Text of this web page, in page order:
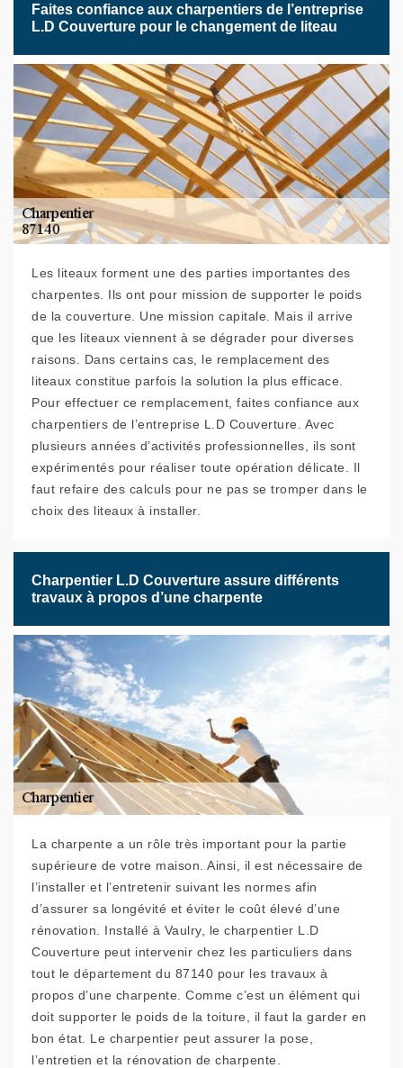
Faites confiance aux charpentiers de l’entreprise
L.D Couverture pour le changement de liteau
Les liteaux forment une des parties importantes des
charpentes. Ils ont pour mission de supporter le poids
de la couverture. Une mission capitale. Mais il arrive
que les liteaux viennent à se dégrader pour diverses
raisons. Dans certains cas, le remplacement des
liteaux constitue parfois la solution la plus efficace.
Pour effectuer ce remplacement, faites confiance aux
charpentiers de l’entreprise L.D Couverture. Avec
plusieurs années d’activités professionnelles, ils sont
expérimentés pour réaliser toute opération délicate. Il
faut refaire des calculs pour ne pas se tromper dans le
choix des liteaux à installer.
Charpentier L.D Couverture assure différents
travaux à propos d’une charpente
La charpente a un rôle très important pour la partie
supérieure de votre maison. Ainsi, il est nécessaire de
l’installer et l’entretenir suivant les normes afin
d’assurer sa longévité et éviter le coût élevé d’une
rénovation. Installé à Vaulry, le charpentier L.D
Couverture peut intervenir chez les particuliers dans
tout le département du 87140 pour les travaux à
propos d’une charpente. Comme c’est un élément qui
doit supporter le poids de la toiture, il faut la garder en
bon état. Le charpentier peut assurer la pose,
l’entretien et la rénovation de charpente.